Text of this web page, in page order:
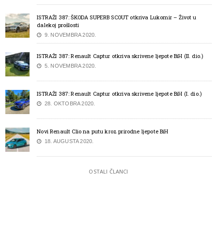
ISTRAŽI 387: ŠKODA SUPERB SCOUT otkriva Lukomir – Život u
dalekoj prošlosti
9. NOVEMBRA 2020.
ISTRAŽI 387: Renault Captur otkriva skrivene ljepote BiH (II. dio.)
5. NOVEMBRA 2020.
ISTRAŽI 387: Renault Captur otkriva skrivene ljepote BiH (I. dio.)
28. OKTOBRA 2020.
Novi Renault Clio na putu kroz prirodne ljepote BiH
18. AUGUSTA 2020.
OSTALI ČLANCI